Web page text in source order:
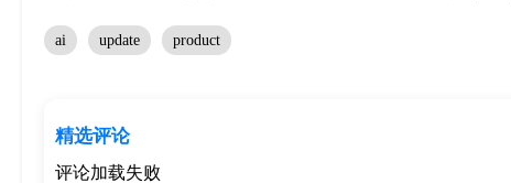
ai update product
精选评论
评论加载失败